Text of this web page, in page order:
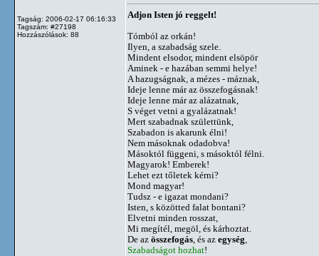
Tagság: 2006-02-17 06:16:33
Tagszám: #27198
Hozzászólások: 88
Adjon Isten jó reggelt!
Tómból az orkán!
Ilyen, a szabadság szele.
Mindent elsodor, mindent elsöpör
Aminek - e hazában semmi helye!
A hazugságnak, a mézes - máznak,
Ideje lenne már az összefogásnak!
Ideje lenne már az alázatnak,
S véget vetni a gyalázatnak!
Mert szabadnak születtünk,
Szabadon is akarunk élni!
Nem másoknak odadobva!
Másoktól függeni, s másoktól félni.
Magyarok! Emberek!
Lehet ezt tőletek kérni?
Mond magyar!
Tudsz - e igazat mondani?
Isten, s közötted falat bontani?
Elvetni minden rosszat,
Mi megítél, megöl, és kárhoztat.
De az összefogás , és az egység
Szabadságot hozhat!